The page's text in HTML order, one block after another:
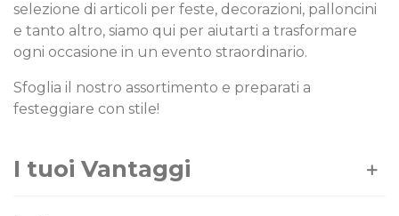
selezione di articoli per feste, decorazioni, palloncini
e tanto altro, siamo qui per aiutarti a trasformare
ogni occasione in un evento straordinario.
Sfoglia il nostro assortimento e preparati a
festeggiare con stile!
I tuoi Vantaggi